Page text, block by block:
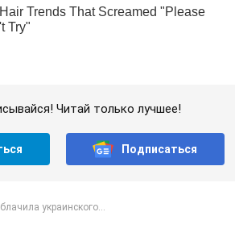
Читай только лучшее!
Подписаться
украинского...